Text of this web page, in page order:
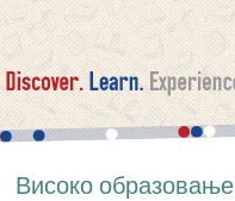
Високо образовање